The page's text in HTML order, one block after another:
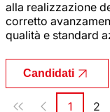
alla realizzazione
corretto
qualità e standard
Candidati
Paginazione
1 2